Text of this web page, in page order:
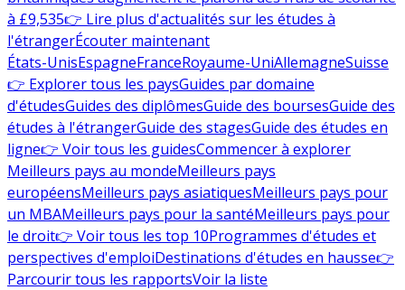
à £9,535👉 Lire plus d'actualités sur les études à
l'étrangerÉcouter maintenant
États-UnisEspagneFranceRoyaume-UniAllemagneSuisse
👉 Explorer tous les paysGuides par domaine
d'étudesGuides des diplômesGuide des boursesGuide des
études à l'étrangerGuide des stagesGuide des études en
ligne👉 Voir tous les guidesCommencer à explorer
Meilleurs pays au mondeMeilleurs pays
européensMeilleurs pays asiatiquesMeilleurs pays pour
un MBAMeilleurs pays pour la santéMeilleurs pays pour
le droit👉 Voir tous les top 10Programmes d'études et
perspectives d'emploiDestinations d'études en hausse👉
Parcourir tous les rapportsVoir la liste